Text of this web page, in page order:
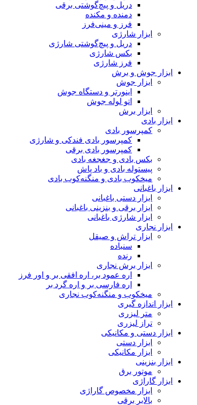
دریل و پیچ‌گوشتی برقی
دمنده و مکنده
فرز و مینی‌فرز
ابزار شارژی
دریل و پیچ‌گوشتی شارژی
بکس شارژی
فرز شارژی
ابزار جوش و برش
ابزار جوش
اینورتر و دستگاه جوش
اتو لوله جوش
ابزار برش
ابزار بادی
کمپرسور بادی
کمپرسور بادی فندکی و شارژی
کمپرسور بادی برقی
بکس بادی و جغجغه بادی
پیستوله بادی و باد پاش
میخکوب بادی و منگنه‌کوب بادی
ابزار باغبانی
ابزار دستی باغبانی
ابزار برقی و بنزینی باغبانی
ابزار شارژی باغبانی
ابزار نجاری
ابزار تراش و صیقل
سنباده
رنده
ابزار برش نجاری
اره عمود بر، اره افقی بر و اور فرز
اره فارسی بر و اره گرد بر
میخکوب و منگنه‌کوب نجاری
ابزار اندازه گیری
متر لیزری
تراز لیزری
ابزار دستی و مکانیکی
ابزار دستی
ابزار مکانیکی
ابزار بنزینی
موتور برق
ابزار گاراژی
ابزار مخصوص گاراژی
بالابر برقی